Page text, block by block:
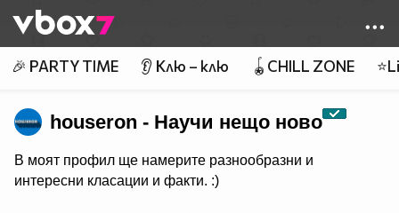
👾
🎉 PARTY TIME 👂 Клю – клю 🪀CHILL ZONE
houseron - Научи нещо ново
В моят профил ще намерите разнообразни и
интересни класации и факти. :)